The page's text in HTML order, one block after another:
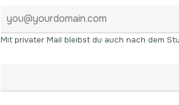
Mit privater Mail bleibst du auch nach dem